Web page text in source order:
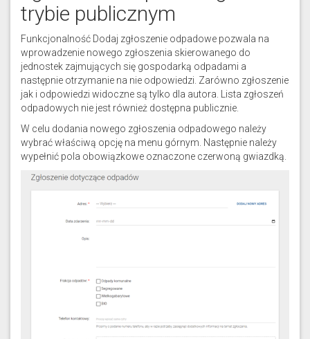
trybie publicznym
Funkcjonalność Dodaj zgłoszenie odpadowe pozwala na
wprowadzenie nowego zgłoszenia skierowanego do
jednostek zajmujących się gospodarką odpadami a
następnie otrzymanie na nie odpowiedzi. Zarówno zgłoszenie
jak i odpowiedzi widoczne są tylko dla autora. Lista zgłoszeń
odpadowych nie jest również dostępna publicznie.
W celu dodania nowego zgłoszenia odpadowego należy
wybrać właściwą opcję na menu górnym. Następnie należy
wypełnić pola obowiązkowe oznaczone czerwoną gwiazdką.